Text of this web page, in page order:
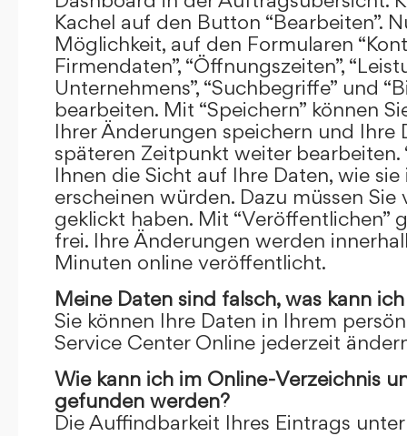
Kachel auf den Button “Bearbeiten”.
Möglichkeit, auf den Formularen
Firmendaten”, “Öffnungszeiten”,
Unternehmens”, “Suchbegriffe” und
bearbeiten. Mit “Speichern” können
Ihrer Änderungen speichern und Ihre
späteren Zeitpunkt weiter bearbeiten.
Ihnen die Sicht auf Ihre Daten, wie
erscheinen würden. Dazu müssen Sie
geklickt haben. Mit “Veröffentlichen”
frei. Ihre Änderungen werden
Minuten online veröffentlicht.
Meine Daten sind falsch, was kann
Sie können Ihre Daten in Ihrem
Service Center Online jederzeit
Wie kann ich im Online-Verzeichnis
gefunden werden?
Die Auffindbarkeit Ihres Eintrags